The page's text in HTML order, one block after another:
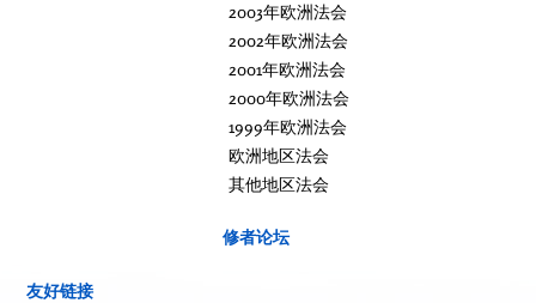
2003年欧洲法会
2002年欧洲法会
2001年欧洲法会
2000年欧洲法会
1999年欧洲法会
欧洲地区法会
其他地区法会
修者论坛
友好链接